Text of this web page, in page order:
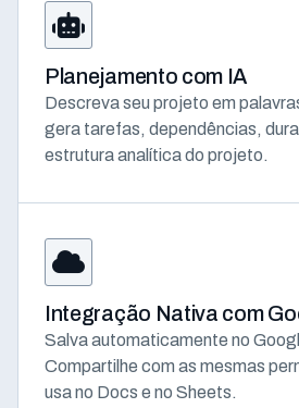
Planejamento com IA
Descreva seu projeto em
gera tarefas, dependências,
estrutura analítica do projeto.
Integração Nativa com
Salva automaticamente no
Compartilhe com as mesmas
usa no Docs e no Sheets.